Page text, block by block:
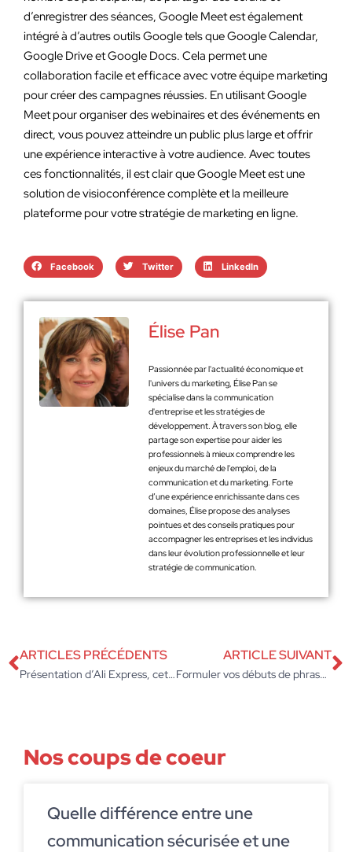
d’enregistrer des séances, Google Meet est également
intégré à d’autres outils Google tels que Google Calendar,
Google Drive et Google Docs. Cela permet une
collaboration facile et efficace avec votre équipe marketing
pour créer des campagnes réussies. En utilisant Google
Meet pour organiser des webinaires et des événements en
direct, vous pouvez atteindre un public plus large et offrir
une expérience interactive à votre audience. Avec toutes
ces fonctionnalités, il est clair que Google Meet est une
solution de visioconférence complète et la meilleure
plateforme pour votre stratégie de marketing en ligne.
Facebook Twitter LinkedIn
Élise Pan
Passionnée par l'actualité économique et
l'univers du marketing, Élise Pan se
spécialise dans la communication
d'entreprise et les stratégies de
développement. À travers son blog, elle
partage son expertise pour aider les
professionnels à mieux comprendre les
enjeux du marché de l'emploi, de la
communication et du marketing. Forte
d’une expérience enrichissante dans ces
domaines, Élise propose des analyses
pointues et des conseils pratiques pour
accompagner les entreprises et les individus
dans leur évolution professionnelle et leur
stratégie de communication.
ARTICLES PRÉCÉDENTS
Présentation d’Ali Express, cet incontournable de la vente en ligne !
ARTICLE SUIVANT
Formuler vos débuts de phrases pour une argumentation
Nos coups de coeur
Quelle différence entre une
communication sécurisée et une